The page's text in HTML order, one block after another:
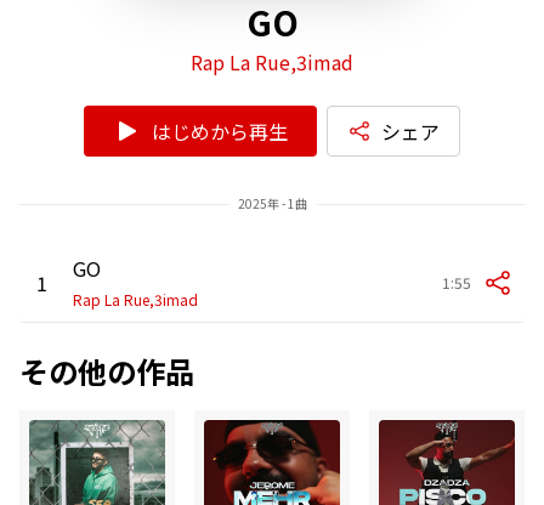
GO
Rap La Rue,3imad
はじめから再生 シェア
2025年 - 1曲
1 GO
Rap La Rue,3imad
1:55
その他の作品